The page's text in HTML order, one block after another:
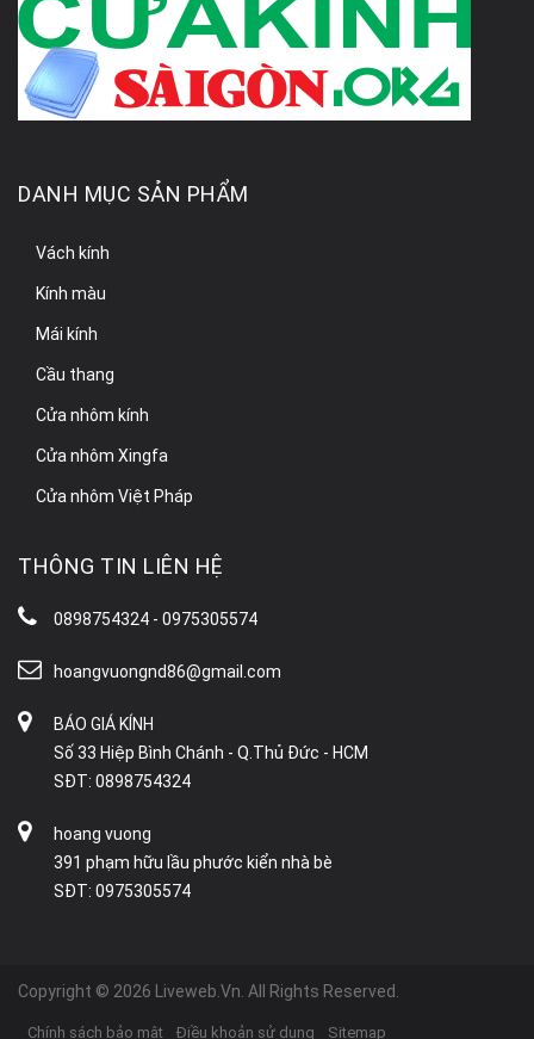
DANH MỤC SẢN PHẨM
Vách kính
Kính màu
Mái kính
Cầu thang
Cửa nhôm kính
Cửa nhôm Xingfa
Cửa nhôm Việt Pháp
THÔNG TIN LIÊN HỆ
0898754324 - 0975305574
hoangvuongnd86@gmail.com
BÁO GIÁ KÍNH
Số 33 Hiệp Bình Chánh - Q.Thủ Đức - HCM
SĐT: 0898754324
hoang vuong
391 phạm hữu lầu phước kiển nhà bè
SĐT: 0975305574
Copyright © 2026 Liveweb.Vn. All Rights Reserved.
Chính sách bảo mật Điều khoản sử dụng Sitemap